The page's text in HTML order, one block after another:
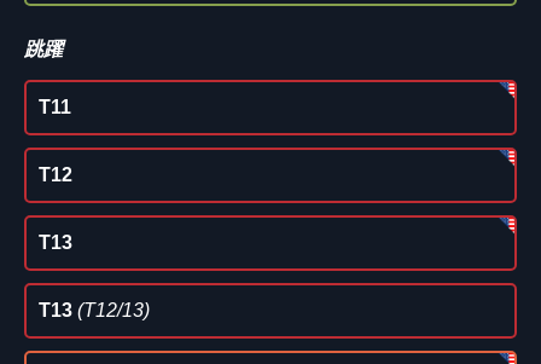
跳躍
T11
T12
T13
T13 (T12/13)